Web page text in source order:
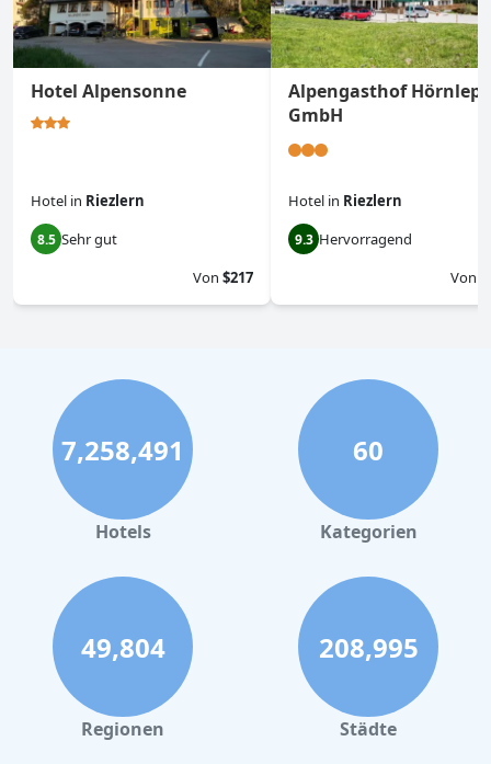
Hotel Alpensonne
Hotel in Riezlern
8.5 Sehr gut
Von $217
Alpengasthof
GmbH
Hotel in Riezlern
9.3 Hervorragend
Von
7,258,491
Hotels
60
Kategorien
49,804
Regionen
208,995
Städte